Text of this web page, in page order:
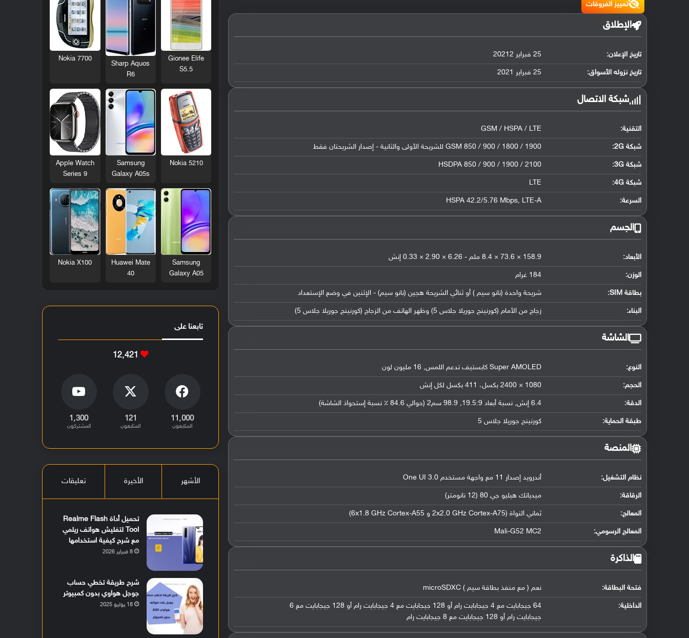
تمييز الفروقات
الإطلاق
تاريخ الإعلان: 25 فبراير 20212
تاريخ نزوله الأسواق: 25 فبراير 2021
شبكة الاتصال
التقنية: GSM / HSPA / LTE
شبكة 2G: GSM 850 / 900 / 1800 / 1900 للشريحة الأولى والثانية - إصدار الشريحتان فقط
شبكة 3G :
HSDPA 850 / 900 / 1900 / 2100
شبكة 4G :
LTE
السرعة: HSPA 42.2/5.76 Mbps, LTE-A
الجسم
الأبعاد: 158.9 × 73.6 × 8.4 ملم - 6.26 × 2.90 × 0.33 إنش
الوزن: 184 غرام
بطاقة SIM: شريحة واحدة (نانو سيم ) أو ثنائي الشريحة هجين (نانو سيم) - الإثنين في وضع الإستعداد
البناء: زجاج من الأمام (كورنينج جوريلا جلاس 5) وظهر الهاتف من الزجاج (كورنينج جوريلا جلاس 5)
الشاشة
النوع: Super AMOLED كابستيف تدعم اللمس ,16 مليون لون
الحجم: 1080 × 2400 بكسل، 411 بكسل لكل إنش
الدقة: 6.4 إنش ,نسبة أبعاد 19.5:9 ,98.9 سم2 (حوالي 84.6 ٪ نسبة إستحواذ الشاشة)
طبقة الحماية: كورنينج جوريلا جلاس 5
المنصة
نظام التشغيل: أندرويد إصدار 11 مع واجهة مستخدم One UI 3.0
الرقاقة: ميدياتك هيليو جي 80 (12 نانومتر)
المعالج: ثماني النواة (2x2.0 GHz Cortex-A75 و 6x1.8 GHz Cortex-A55)
المعالج الرسومي:
Mali-G52 MC2
الذاكرة
فتحة البطاقة: نعم ( مع منفذ بطاقة سيم ) microSDXC
الداخلية:
64 جيجابايت مع 4 جيجابايت رام أو 128 جيجابايت مع 4 جيجابايت رام أو 128 جيجابايت مع 6
جيجابايت رام أو 128 جيجابايت مع 8 جيجابايت رام
Gionee Elife
S5.5
Sharp Aquos
R6
Nokia 7700
Nokia 5210
Samsung
Galaxy A05s
Apple Watch
Series 9
Samsung
Galaxy A05
Huawei Mate
40
Nokia X100
تابعنا على
12٬421
11٬000
المتابعون
121
المتابعون
1٬300
المشتركون
الأشهر الأخيرة تعليقات
تحميل أداة Realme Flash
Tool لتفليش هواتف ريلمي
مع شرح كيفية استخدامها
8 فبراير 2026
شرح طريقة تخطي حساب
جوجل هواوي بدون كمبيوتر
18 يوليو 2025